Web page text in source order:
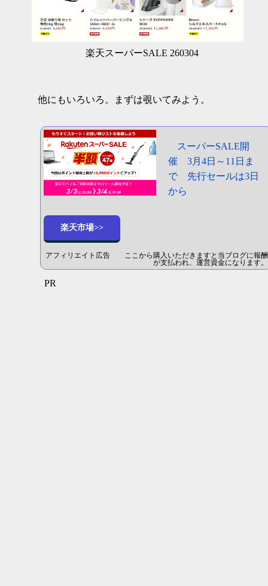
楽天スーパーSALE 260304
他にもいろいろ。まずは覗いてみよう。
スーパーSALE開
催 3月4日～11日ま
で 先行セールは3日
から
楽天市場>>
アフィリエイト広告 ここから購入いただきますと当ブログに報酬
が支払われ、運営資金になります。
PR